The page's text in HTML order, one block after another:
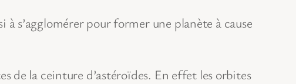
à s’agglomérer pour former une planète à cause
de la ceinture d’astéroïdes. En effet les orbites